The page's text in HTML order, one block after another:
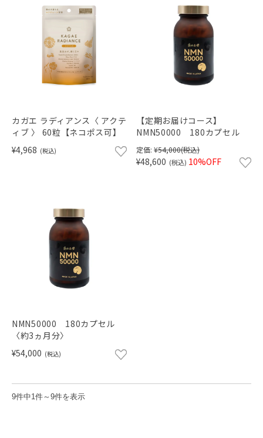
カガエ ラディアンス〈 アクテ
ィブ 〉 60粒【ネコポス可】
¥4,968 (税込)
【定期お届けコース】
NMN50000 180カプセル
定価: ¥54,000(税込)
¥48,600 (税込) 10%OFF
NMN50000 180カプセル
〈約3ヵ月分〉
¥54,000 (税込)
9件中1件～9件を表示